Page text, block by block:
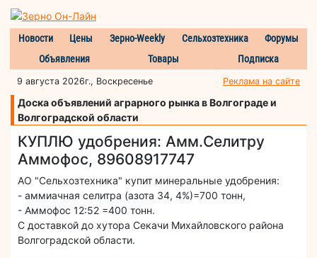
Новости Цены Зерно-Weekly Сельхозтехника
Форумы
Объявления
Товары Подписка
9 августа 2026г., Воскресенье Реклама на сайте
Доска объявлений аграрного рынка в Волгограде и
Волгоградской области
КУПЛЮ удобрения: Амм.Селитру
Аммофос, 89608917747
АО "Сельхозтехника" купит минеральные удобрения:
- аммиачная селитра (азота 34, 4%)=700 тонн,
- Аммофос 12:52 =400 тонн.
С доставкой до хутора Секачи Михайловского района
Волгоградской области.